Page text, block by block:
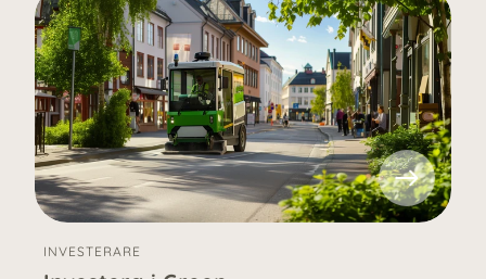
INVESTERARE